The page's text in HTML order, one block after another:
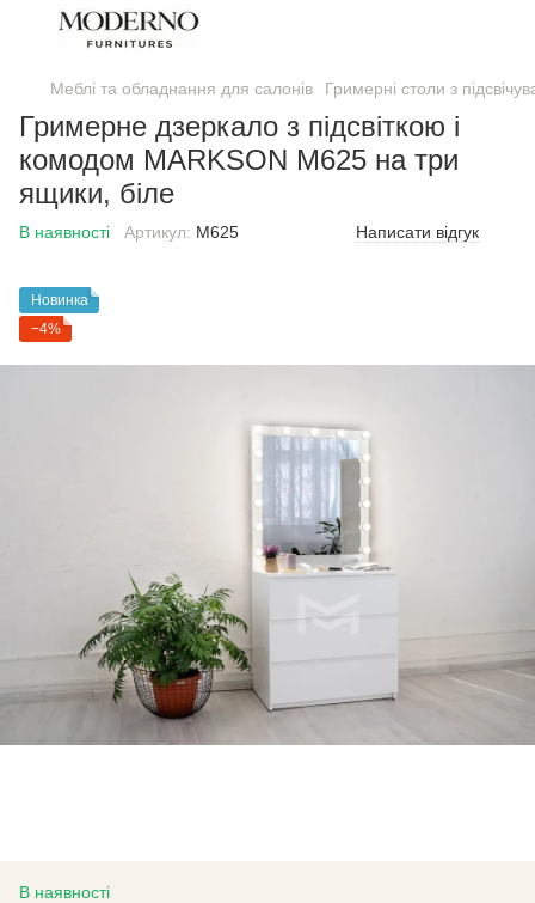
Меблі та обладнання для салонів Гримерні столи з
Гримерне дзеркало з підсвіткою і
комодом MARKSON M625 на три
ящики, біле
В наявності Артикул: M625 Написати відгук
Новинка
−4%
В наявності